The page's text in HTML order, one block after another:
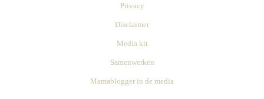
Privacy
Disclaimer
Media kit
Samenwerken
Mamablogger in de media